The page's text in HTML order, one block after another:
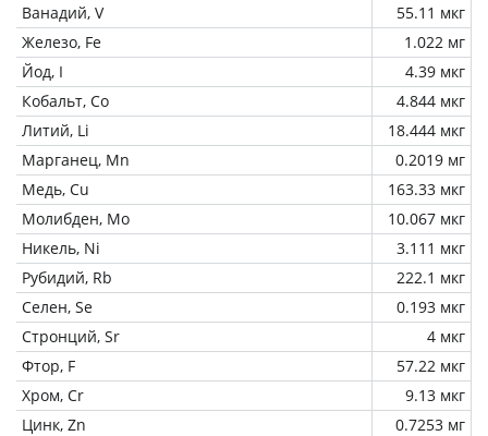
Ванадий, V
55.11 мкг
Железо, Fe
1.022 мг
Йод, I
4.39 мкг
Кобальт, Co
4.844 мкг
Литий, Li
18.444 мкг
Марганец, Mn
0.2019 мг
Медь, Cu
163.33 мкг
Молибден, Mo
10.067 мкг
Никель, Ni
3.111 мкг
Рубидий, Rb
222.1 мкг
Селен, Se
0.193 мкг
Стронций, Sr
4 мкг
Фтор, F
57.22 мкг
Хром, Cr
9.13 мкг
Цинк, Zn
0.7253 мг